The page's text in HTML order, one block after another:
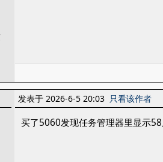
发表于 2026-6-5 20:03 只看该作者
买了5060发现任务管理器里显示